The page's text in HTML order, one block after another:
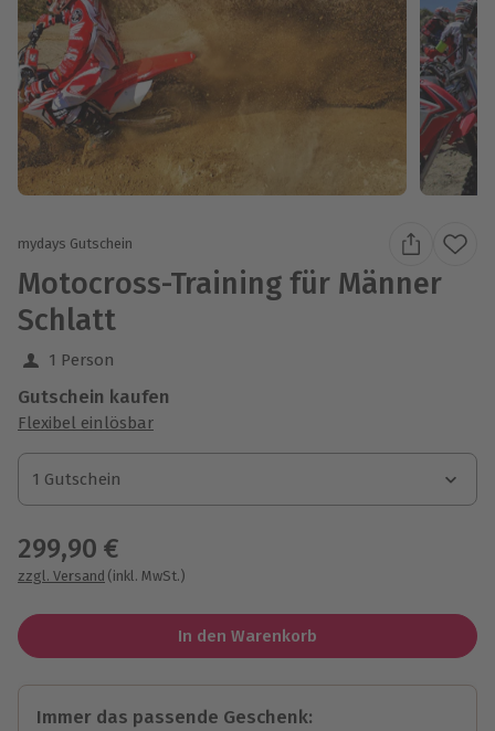
mydays Gutschein
Motocross-Training für Männer
Schlatt
1 Person
Gutschein kaufen
Flexibel einlösbar
1 Gutschein
1 Gutschein
1 Gutschein
299,90 €
zzgl. Versand (inkl. MwSt.)
In den Warenkorb
Immer das passende Geschenk: